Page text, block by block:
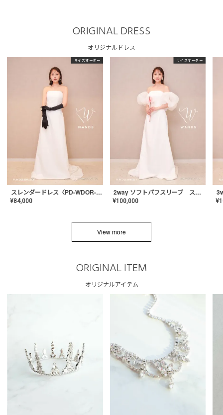
ORIGINAL DRESS
オリジナルドレス
サイズオーダー
スレンダードレス〈PD-WDOR-2110〉
¥84,000
サイズオーダー
2way ソフトパフスリーブ スレンダードレス〈PD-WDOR-2112〉
¥100,000 ¥
View more
ORIGINAL ITEM
オリジナルアイテム